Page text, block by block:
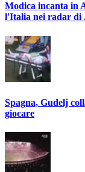
Modica incanta in
l'Italia nei radar di
Spagna, Gudelj
giocare